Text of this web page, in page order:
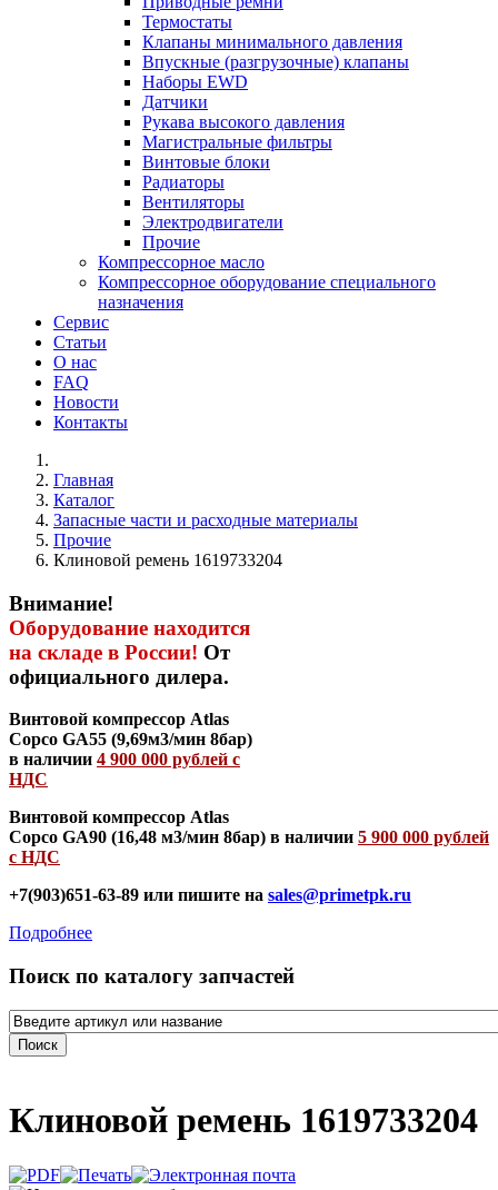
Термостаты
Клапаны минимального давления
Впускные (разгрузочные) клапаны
Наборы EWD
Датчики
Рукава высокого давления
Магистральные фильтры
Винтовые блоки
Радиаторы
Вентиляторы
Электродвигатели
Прочие
Компрессорное масло
Компрессорное оборудование специального
назначения
Сервис
Статьи
О нас
FAQ
Новости
Контакты
Главная
Каталог
Запасные части и расходные материалы
Прочие
Клиновой ремень 1619733204
Внимание!
Оборудование находится
на складе в России! От
официального дилера.
Винтовой компрессор Atlas
Copco GA55 (9,69м3/мин 8бар)
в наличии 4 900 000 рублей с
НДС
Винтовой компрессор Atlas
Copco GA90 (16,48 м3/мин 8бар) в наличии 5 900 000 рублей
с НДС
+7(903)651-63-89 или пишите на sales@primetpk.ru
Подробнее
Поиск по каталогу запчастей
Клиновой ремень 1619733204